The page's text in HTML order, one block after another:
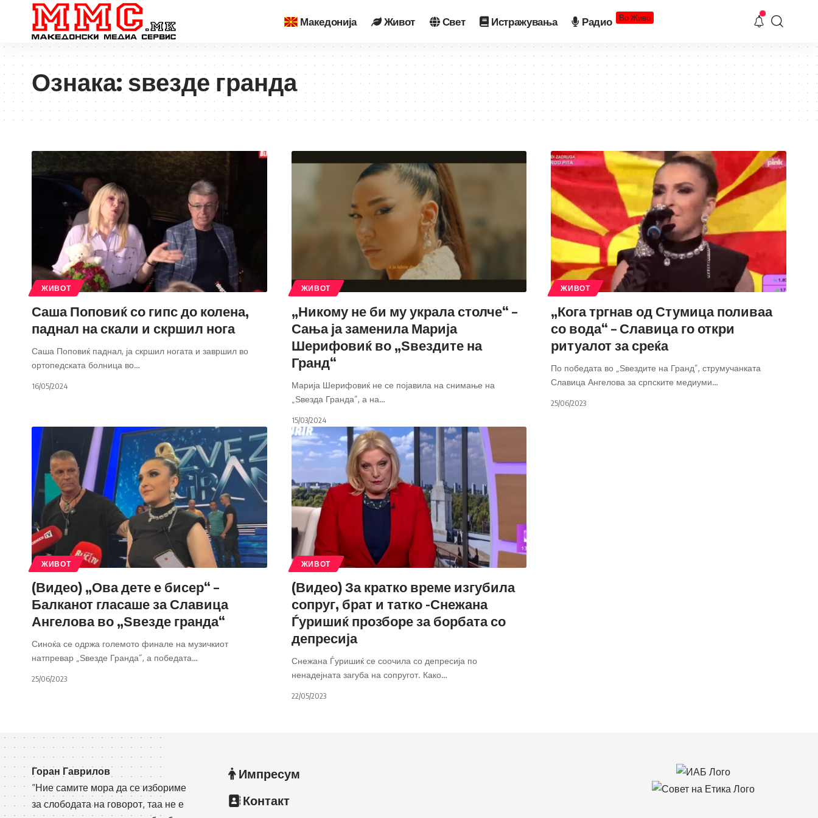
Македонија Живот Свет Истражувања Радио Во Живо
Ознака:ѕвезде гранда
ЖИВОТ
Саша Поповиќ со гипс до колена,
паднал на скали и скршил нога
Саша Поповиќ паднал, ја скршил ногата и завршил во
ортопедската болница во…
16/05/2024
ЖИВОТ
„Никому не би му украла столче“ –
Сања ја заменила Марија
Шерифовиќ во „Ѕвездите на
Гранд“
Марија Шерифовиќ не се појавила на снимање на
„Ѕвезда Гранда“, а на…
15/03/2024
ЖИВОТ
„Кога тргнав од Стумица поливаа
со вода“ – Славица го откри
ритуалот за среќа
По победата во „Ѕвездите на Гранд“, струмучанката
Славица Ангелова за српските медиуми…
25/06/2023
ЖИВОТ
(Видео) „Ова дете е бисер“ –
Балканот гласаше за Славица
Ангелова во „Ѕвезде гранда“
Синоќа се одржа големото финале на музичкиот
натпревар „Ѕвезде Гранда“, а победата…
25/06/2023
ЖИВОТ
(Видео) За кратко време изгубила
сопруг, брат и татко -Снежана
Ѓуришиќ прозборе за борбата со
депресија
Снежана Ѓуришиќ се соочила со депресија по
ненадејната загуба на сопругот. Како…
22/05/2023
Горан Гаврилов
“Ние самите мора да се избориме
за слободата на говорот, таа не е
Импресум
Контакт